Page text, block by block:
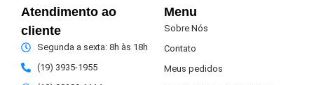
Atendimento ao
cliente
Segunda a sexta: 8h às 18h
(19) 3935-1955
Menu
Sobre Nós
Contato
Meus pedidos